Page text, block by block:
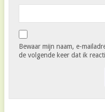
Bewaar mijn naam, e-
de volgende keer dat ik